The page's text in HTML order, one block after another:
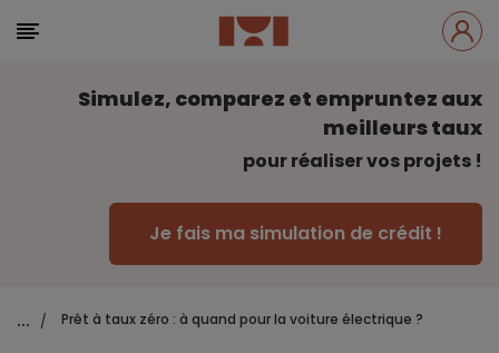
Simulez, comparez et empruntez aux
meilleurs taux
pour réaliser vos projets !
Je fais ma simulation de crédit !
... / Prêt à taux zéro : à quand pour la voiture électrique ?